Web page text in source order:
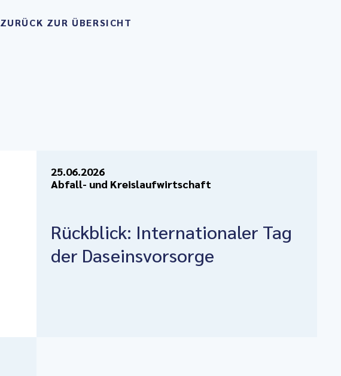
ZURÜCK ZUR ÜBERSICHT
25.06.2026
Abfall- und Kreislaufwirtschaft
Rückblick: Internationaler Tag
der Daseinsvorsorge